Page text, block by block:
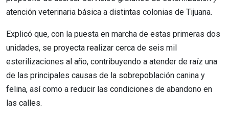
atención veterinaria básica a distintas colonias de Tijuana.
Explicó que, con la puesta en marcha de estas primeras dos
unidades, se proyecta realizar cerca de seis mil
esterilizaciones al año, contribuyendo a atender de raíz una
de las principales causas de la sobrepoblación canina y
felina, así como a reducir las condiciones de abandono en
las calles.